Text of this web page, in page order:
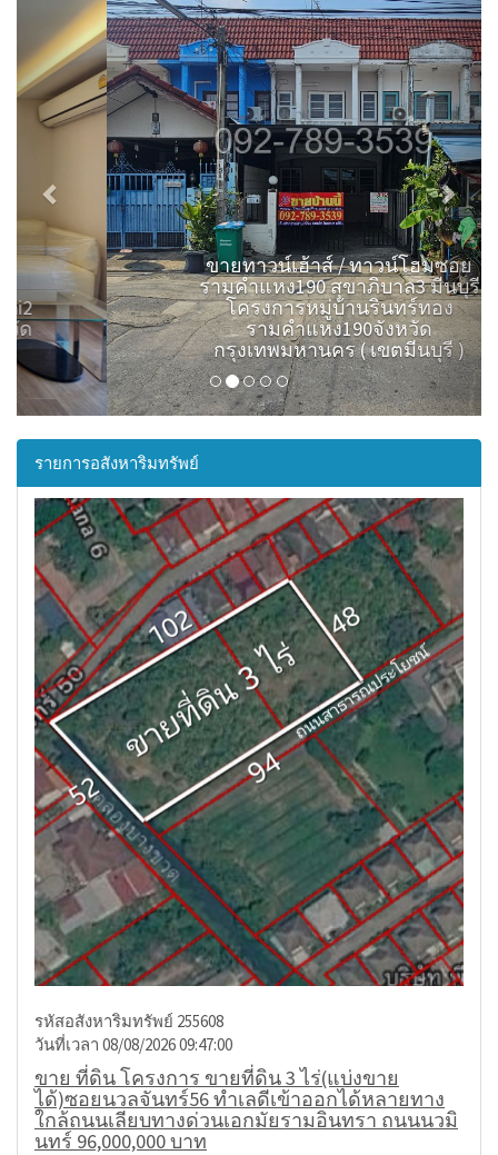
ขายทาวน์เฮ้าส์ / ทาวน์โฮมซอย
รามคำแหง190 สุขาภิบาล3 มีนบุรี
โครงการหมู่บ้านรินทร์ทอง
รามคำแหง190จังหวัด
กรุงเทพมหานคร ( เขตมีนบุรี )
รายการอสังหาริมทรัพย์
รหัสอสังหาริมทรัพย์ 255608
วันที่เวลา 08/08/2026 09:47:00
ขาย ที่ดิน โครงการ ขายที่ดิน 3 ไร่(แบ่งขาย
ได้)ซอยนวลจันทร์56 ทำเลดีเข้าออกได้หลายทาง
ใกล้ถนนเลียบทางด่วนเอกมัยรามอินทรา ถนนนวมิ
นทร์ 96,000,000 บาท